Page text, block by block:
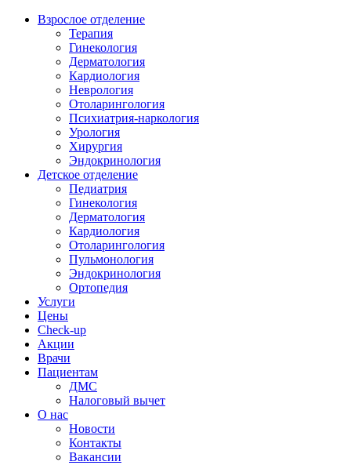
Взрослое отделение
Терапия
Гинекология
Дерматология
Кардиология
Неврология
Отоларингология
Психиатрия-наркология
Урология
Хирургия
Эндокринология
Детское отделение
Педиатрия
Гинекология
Дерматология
Кардиология
Отоларингология
Пульмонология
Эндокринология
Ортопедия
Услуги
Цены
Check-up
Акции
Врачи
Пациентам
ДМС
Налоговый вычет
О нас
Новости
Контакты
Вакансии